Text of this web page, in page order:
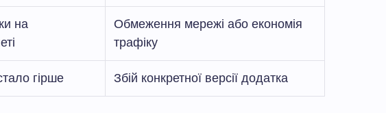
на
Обмеження мережі або економія
трафіку
гірше Збій конкретної версії додатка